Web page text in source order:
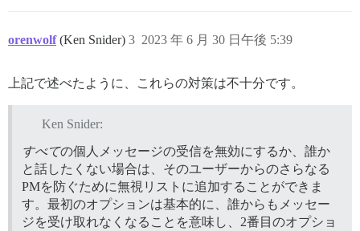
orenwolf (Ken Snider) 2023 年 6 月 30 日午後 5:39
3
上記で述べたように、これらの対策は不十分です。
Ken Snider:
すべての個人メッセージの受信を無効にするか、誰か
と話したくない場合は、そのユーザーからのさらなる
PMを防ぐために無視リストに追加することができま
す。最初のオプションは基本的に、誰からもメッセー
ジを受け取れなくなることを意味し、2番目のオプショ